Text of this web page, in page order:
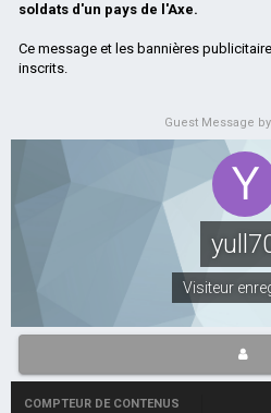
soldats d'un pays de l'Axe.
Ce message et les bannières
inscrits.
Guest Message
Visiteur
COMPTEUR DE CONTENUS